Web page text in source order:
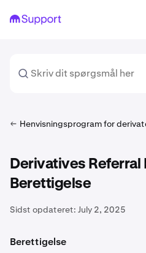
Henvisningsprogram for
Derivatives Referral
Berettigelse
Sidst opdateret: July 2, 2025
Berettigelse